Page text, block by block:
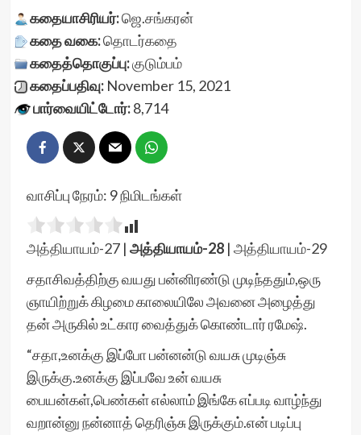
கதையாசிரியர்:ஜெ.சங்கரன்
கதை வகை:தொடர்கதை
கதைத்தொகுப்பு:குடும்பம்
கதைப்பதிவு:November 15, 2021
பார்வையிட்டோர்:8,714
வாசிப்பு நேரம்: 9நிமிடங்கள்
அத்தியாயம்-27| அத்தியாயம்-28| அத்தியாயம்-29
சதாசிவத்திற்கு வயது பன்னிரண்டு முடிந்ததும்,ஒரு
ஞாயிற்றுக் கிழமை காலையிலே அவனை அழைத்து
தன் அருகில் உட்கார வைத்துக் கொண்டார் ரமேஷ்.
“சதா,உனக்கு இப்போ பன்னன்டு வயசு முடிஞ்சு
இருக்கு.உனக்கு இப்பவே உன் வயசு
பையன்கள்,பெண்கள் எல்லாம் இங்கே எப்படி வாழ்ந்து
வறான்னு நன்னாத் தெரிஞ்சு இருக்கும்.என் படிப்பு